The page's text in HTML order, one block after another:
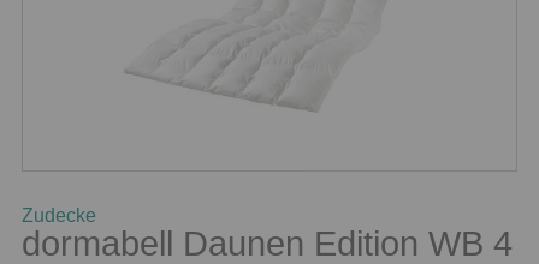
Zudecke
dormabell Daunen Edition WB 4